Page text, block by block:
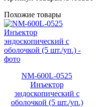
Похожие товары
NM-600L-0525
Инъектор
эндоскопический с
оболочкой (5 шт./уп.)